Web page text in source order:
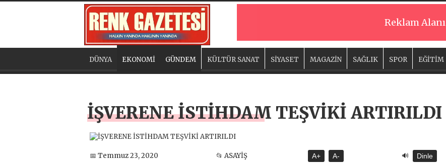
Reklam Alanı
DÜNYA EKONOMİ GÜNDEM KÜLTÜR SANAT SİYASET MAGAZİN SAĞLIK SPOR EĞİTİM
İŞVERENE İSTİHDAM TEŞVİKİ ARTIRILDI
📅 Temmuz 23, 2020 📂 ASAYİŞ A+ A- 🔊 Dinle